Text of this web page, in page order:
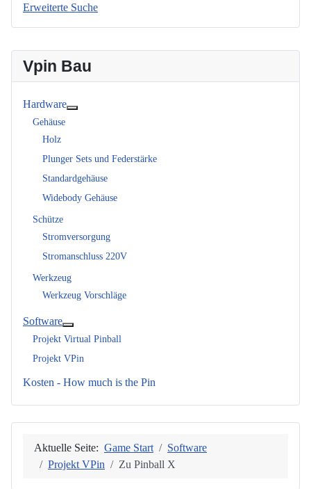
Vpin Bau
Hardware
Gehäuse
Holz
Plunger Sets und Federstärke
Standardgehäuse
Widebody Gehäuse
Schütze
Stromversorgung
Stromanschluss 220V
Werkzeug
Werkzeug Vorschläge
Software
Projekt Virtual Pinball
Projekt VPin
Kosten - How much is the Pin
Erweiterte Suche
Aktuelle Seite: Game Start
Software
Projekt VPin
Zu Pinball X